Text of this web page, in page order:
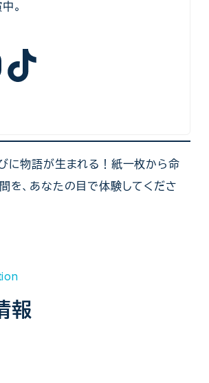
。
TikTok
に物語が生まれる！紙一枚から命
を、あなたの目で体験してくださ
報